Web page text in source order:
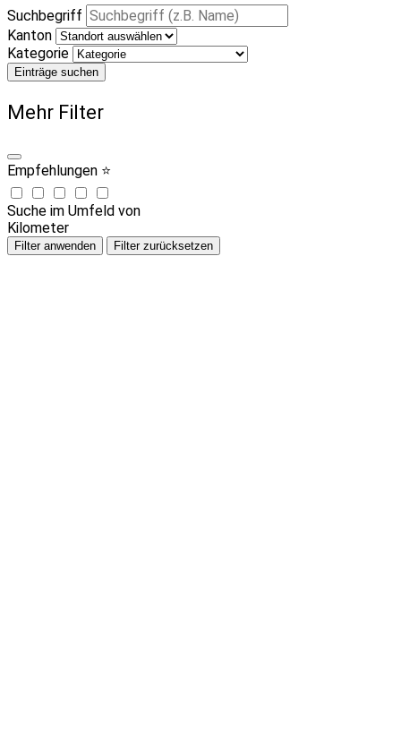
Suchbegriff
Kanton
Kategorie
Einträge suchen
Mehr Filter
Empfehlungen ⭐
Suche im Umfeld von
Kilometer
Filter anwenden Filter zurücksetzen